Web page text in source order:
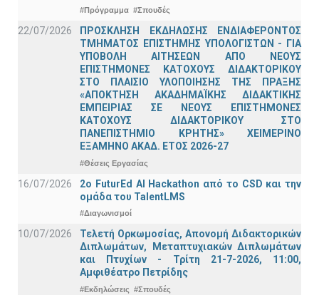
#Πρόγραμμα #Σπουδές
22/07/2026
ΠΡΟΣΚΛΗΣΗ ΕΚΔΗΛΩΣΗΣ ΕΝΔΙΑΦΕΡΟΝΤΟΣ
ΤΜΗΜΑΤΟΣ ΕΠΙΣΤΗΜΗΣ ΥΠΟΛΟΓΙΣΤΩΝ - ΓΙΑ
ΥΠΟΒΟΛΗ ΑΙΤΗΣΕΩΝ ΑΠΟ ΝΕΟΥΣ
ΕΠΙΣΤΗΜΟΝΕΣ ΚΑΤΟΧΟΥΣ ΔΙΔΑΚΤΟΡΙΚΟΥ
ΣΤΟ ΠΛΑΙΣΙΟ ΥΛΟΠΟΙΗΣΗΣ ΤΗΣ ΠΡΑΞΗΣ
«ΑΠΟΚΤΗΣΗ ΑΚΑΔΗΜΑΪΚΗΣ ΔΙΔΑΚΤΙΚΗΣ
ΕΜΠΕΙΡΙΑΣ ΣΕ ΝΕΟΥΣ ΕΠΙΣΤΗΜΟΝΕΣ
ΚΑΤΟΧΟΥΣ ΔΙΔΑΚΤΟΡΙΚΟΥ ΣΤΟ
ΠΑΝΕΠΙΣΤΗΜΙΟ ΚΡΗΤΗΣ» ΧΕΙΜΕΡΙΝΟ
ΕΞΑΜΗΝΟ ΑΚΑΔ. ΕΤΟΣ 2026-27
#Θέσεις Εργασίας
16/07/2026
2o FuturEd AI Hackathon από το CSD και την
ομάδα του TalentLMS
#Διαγωνισμοί
10/07/2026
Τελετή Ορκωμοσίας, Απονομή Διδακτορικών
Διπλωμάτων, Μεταπτυχιακών Διπλωμάτων
και Πτυχίων - Τρίτη 21-7-2026, 11:00,
Αμφιθέατρο Πετρίδης
#Εκδηλώσεις #Σπουδές